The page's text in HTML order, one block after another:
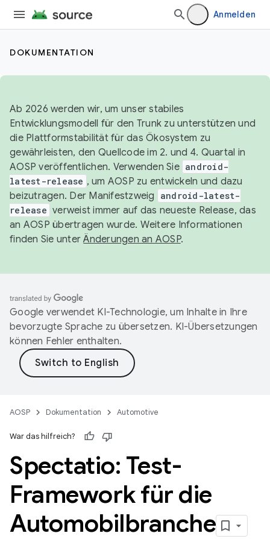
Anmelden
DOKUMENTATION
Ab 2026 werden wir, um unser stabiles
Entwicklungsmodell für den Trunk zu unterstützen und
die Plattformstabilität für das Ökosystem zu
gewährleisten, den Quellcode im 2. und 4. Quartal in
AOSP veröffentlichen. Verwenden Sie android-
latest-release , um AOSP zu entwickeln und dazu
beizutragen. Der Manifestzweig
android-latest-
release verweist immer auf das neueste Release, das
an AOSP übertragen wurde. Weitere Informationen
finden Sie unterÄnderungen an AOSP.
Google verwendet KI-Technologie, um Inhalte in Ihre
bevorzugte Sprache zu übersetzen. KI-Übersetzungen
können Fehler enthalten.
AOSP Dokumentation Automotive
War das hilfreich?
Spectatio: Test-
Framework für die
Automobilbranche